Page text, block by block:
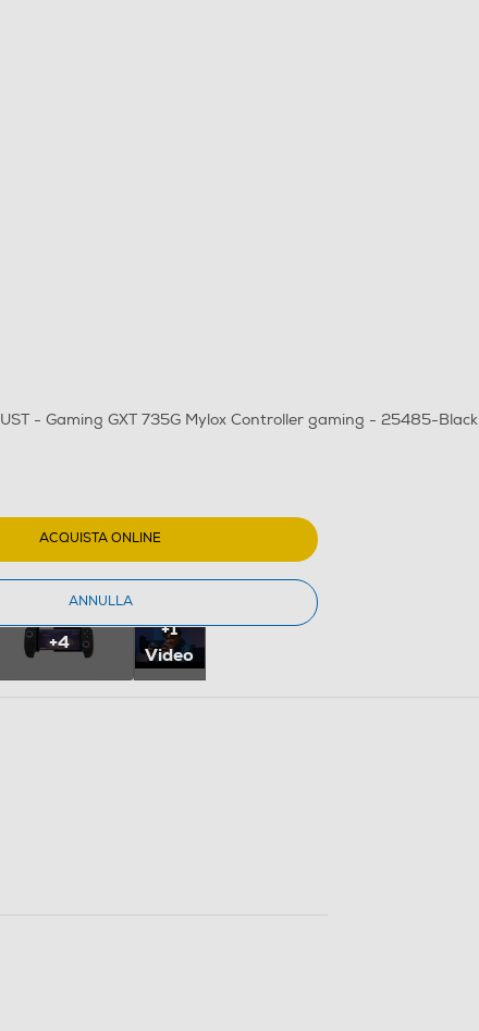
+4
+1
Video
- Gaming GXT 735G Mylox Controller gaming - 25485-Black
ACQUISTA ONLINE
ANNULLA